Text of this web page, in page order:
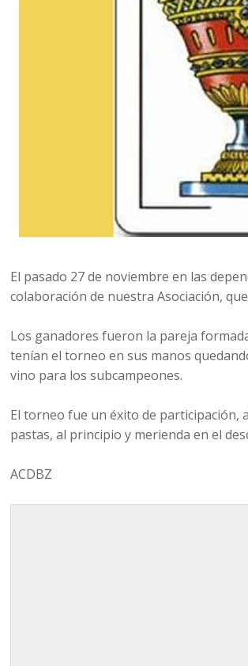
El pasado 27 de noviembre en las
colaboración de nuestra Asociación,
Los ganadores fueron la pareja
tenían el torneo en sus manos
vino para los subcampeones.
El torneo fue un éxito de participación,
pastas, al principio y merienda en el
ACDBZ